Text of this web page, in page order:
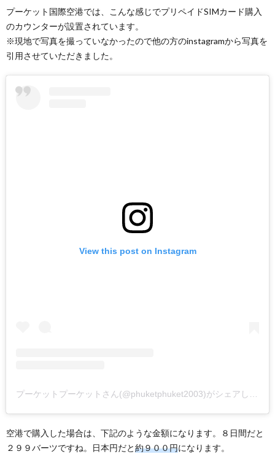
プーケット国際空港では、こんな感じでプリペイドSIMカード購入
のカウンターが設置されています。
※現地で写真を撮っていなかったので他の方のinstagramから写真を
引用させていただきました。
View this post on Instagram
空港で購入した場合は、下記のような金額になります。８日間だと
２９９バーツですね。日本円だと約９００円になります。